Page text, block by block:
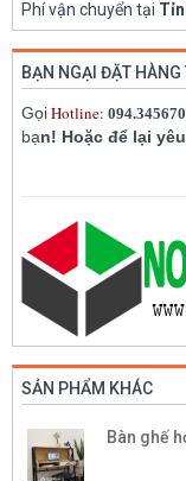
Phí vận chuyển tại
BẠN NGẠI ĐẶT HÀNG
GọiHotline:
bạn! Hoặc để lại
SẢN PHẨM KHÁC
Bàn ghế